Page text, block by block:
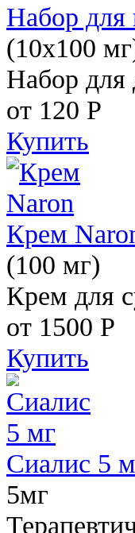
Набор
(10х100
Набор для
от 120 Р
Купить
Крем
(100 мг)
Крем для
от 1500 Р
Купить
Сиалис 5
5мг